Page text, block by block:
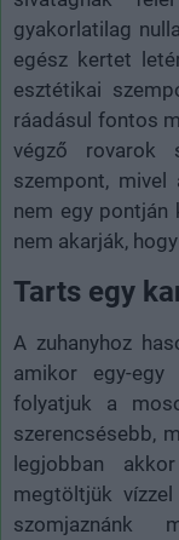
gyakorlatilag
egész kertet
esztétikai
ráadásul fontos
végző rovarok
szempont,
nem egy pontján
nem akarják,
Tarts egy
A zuhanyhoz
amikor egy-
folyatjuk a
szerencsésebb,
legjobban
megtöltjük